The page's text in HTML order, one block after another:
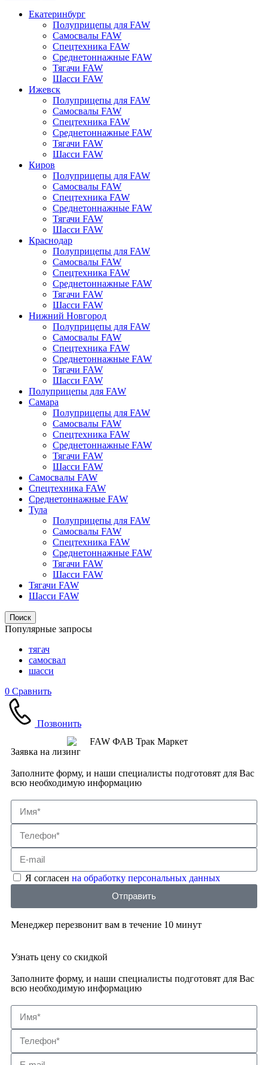
Екатеринбург
Полуприцепы для FAW
Самосвалы FAW
Спецтехника FAW
Среднетоннажные FAW
Тягачи FAW
Шасси FAW
Ижевск
Полуприцепы для FAW
Самосвалы FAW
Спецтехника FAW
Среднетоннажные FAW
Тягачи FAW
Шасси FAW
Киров
Полуприцепы для FAW
Самосвалы FAW
Спецтехника FAW
Среднетоннажные FAW
Тягачи FAW
Шасси FAW
Краснодар
Полуприцепы для FAW
Самосвалы FAW
Спецтехника FAW
Среднетоннажные FAW
Тягачи FAW
Шасси FAW
Нижний Новгород
Полуприцепы для FAW
Самосвалы FAW
Спецтехника FAW
Среднетоннажные FAW
Тягачи FAW
Шасси FAW
Полуприцепы для FAW
Самара
Полуприцепы для FAW
Самосвалы FAW
Спецтехника FAW
Среднетоннажные FAW
Тягачи FAW
Шасси FAW
Самосвалы FAW
Спецтехника FAW
Среднетоннажные FAW
Тула
Полуприцепы для FAW
Самосвалы FAW
Спецтехника FAW
Среднетоннажные FAW
Тягачи FAW
Шасси FAW
Тягачи FAW
Шасси FAW
Поиск
Популярные запросы
тягач
самосвал
шасси
0 Сравнить
Позвонить
Заявка на лизинг
Заполните форму, и наши специалисты подготовят для Вас
всю необходимую информацию
Я согласен на обработку персональных данных
Отправить
Менеджер перезвонит вам в течение 10 минут
Узнать цену со скидкой
Заполните форму, и наши специалисты подготовят для Вас
всю необходимую информацию